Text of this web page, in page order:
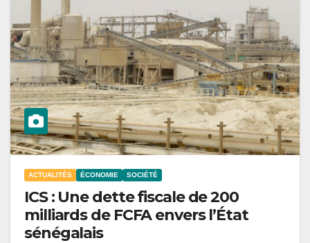
ACTUALITÉS ÉCONOMIE SOCIÉTÉ
ICS : Une dette fiscale de 200
milliards de FCFA envers l’État
sénégalais